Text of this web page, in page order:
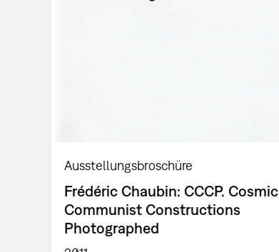
Ausstellungsbroschüre
Frédéric Chaubin: CCCP. Cosmic
Communist Constructions
Photographed